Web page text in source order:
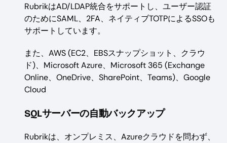
RubrikはAD/LDAP統合をサポートし、ユーザー認証
のためにSAML、2FA、ネイティブTOTPによるSSOも
サポートしています。
また、AWS (EC2、EBSスナップショット、クラウ
ド)、Microsoft Azure、Microsoft 365 (Exchange
Online、OneDrive、SharePoint、Teams)、Google
Cloud
SQLサーバーの自動バックアップ
Rubrikは、オンプレミス、Azureクラウドを問わず、